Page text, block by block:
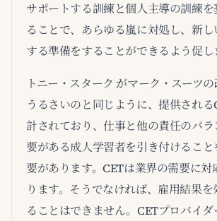
サポートする訓練と個人主導の訓練
ることで、あらゆる嵐に対処し、新
する準備をすることができるよう促し
トニー・スターク がマーク・スーツ
うるさいのと同じように、提供され
計されており、仕事と他の責任のバ
要がある成人学習者を引き付けるこ
要があります。CETは業界の需要に対
ります。そうでなければ、雇用結果
ることはできません。CETプロバイ